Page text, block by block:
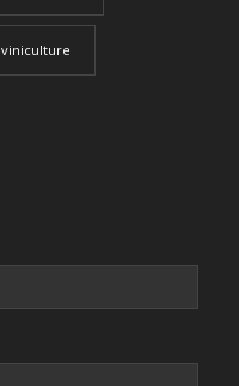
viniculture